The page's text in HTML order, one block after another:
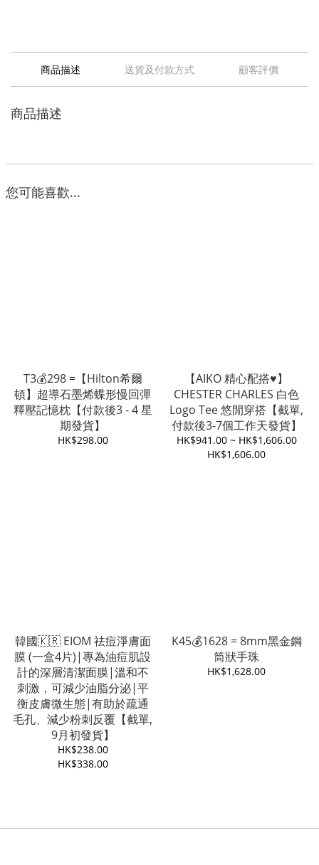
商品描述 送貨及付款方式 顧客評價
商品描述
您可能喜歡...
T3💰298 =【Hilton希爾
頓】超導石墨烯蝶形慢回彈
釋壓記憶枕【付款後3 - 4 星
期發貨】
HK$298.00
【AIKO 精心配搭♥️】
CHESTER CHARLES 白色
Logo Tee 悠閒穿搭【截單,
付款後3-7個工作天發貨】
HK$941.00 ~ HK$1,606.00
HK$1,606.00
韓國🇰🇷 EIOM 祛痘淨膚面
膜 (一盒4片)|專為油痘肌設
計的深層清潔面膜|溫和不
刺激，可減少油脂分泌|平
衡皮膚微生態|有助於疏通
毛孔、減少粉刺反覆【截單,
9月初發貨】
HK$238.00
HK$338.00
K45💰1628 = 8mm黑金鋼
筒狀手珠
HK$1,628.00